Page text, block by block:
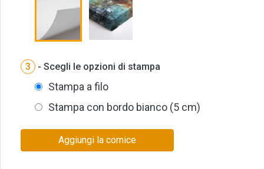
3 - Scegli le opzioni di stampa
Stampa a filo
Stampa con bordo bianco (5 cm)
Aggiungi la cornice